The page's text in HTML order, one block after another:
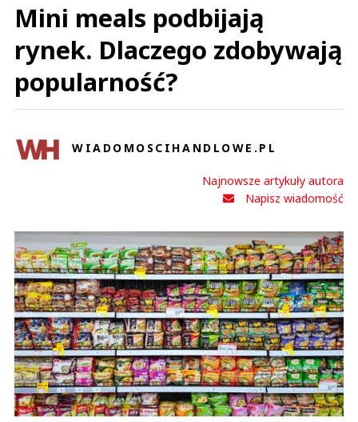
Mini meals podbijają
rynek. Dlaczego zdobywają
popularność?
WIADOMOSCIHANDLOWE.PL
Najnowsze artykuły autora
Napisz wiadomość